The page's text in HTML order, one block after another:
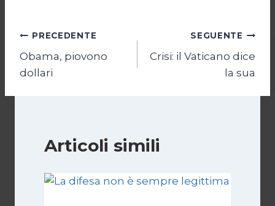
Navigazione
articoli
PRECEDENTE
Obama, piovono
dollari
SEGUENTE
Crisi: il Vaticano dice
la sua
Articoli simili